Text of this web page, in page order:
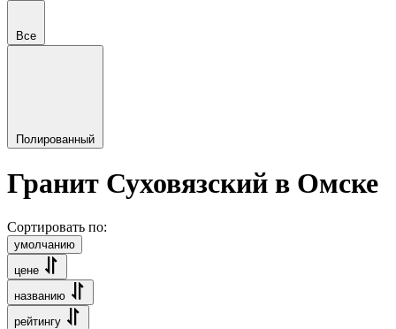
Все
Полированный
Гранит Суховязский в Омске
Сортировать по:
умолчанию
цене
названию
рейтингу